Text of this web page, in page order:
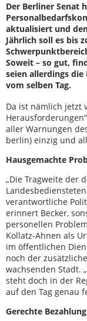
Der Berliner Senat
aktualisiert und
Jährlich soll es bis
Soweit – so gut,
seien allerdings
vom selben Tag.
Da ist nämlich jetzt
aller Warnungen
berlin) einzig und
Hausgemachte
„Die Tragweite der
verantwortliche
erinnert Becker,
personellen
Kollatz-Ahnen als
im öffentlichen
noch der
wachsenden Stadt.
steht doch in der
auf den Tag genau
Gerechte